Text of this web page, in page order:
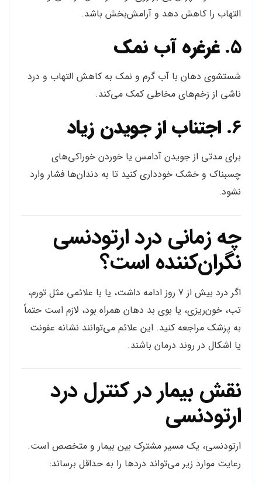
التهاب را کاهش دهد و آرامش‌بخش باشد.
۵. غرغره آب نمک
شستشوی دهان با آب گرم و نمک به کاهش التهاب و درد
ناشی از زخم‌های مخاطی کمک می‌کند.
۶. اجتناب از جویدن زیاد
برای مدتی از جویدن آدامس یا خوردن خوراکی‌های
چسبناک و خشک خودداری کنید تا به دندان‌ها فشار وارد
نشود.
چه زمانی درد ارتودنسی
نگران‌کننده است؟
اگر درد بیش از ۷ روز ادامه داشت، یا با علائمی مثل تورم،
تب، خون‌ریزی، یا بوی بد دهان همراه بود، لازم است حتماً
به پزشک مراجعه کنید. این علائم می‌توانند نشانه عفونت
یا اشکال در روند درمان باشند.
نقش بیمار در کنترل درد
ارتودنسی
ارتودنسی، یک مسیر مشترک بین بیمار و متخصص است.
رعایت موارد زیر می‌تواند دردها را به حداقل برساند: